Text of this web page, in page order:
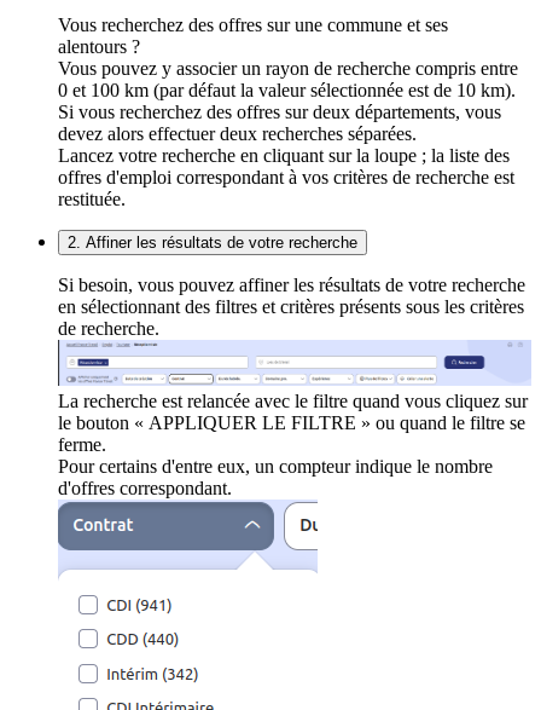
Vous recherchez des offres sur une commune et ses
alentours ?
Vous pouvez y associer un rayon de recherche compris entre
0 et 100 km (par défaut la valeur sélectionnée est de 10 km).
Si vous recherchez des offres sur deux départements, vous
devez alors effectuer deux recherches séparées.
Lancez votre recherche en cliquant sur la loupe ; la liste des
offres d'emploi correspondant à vos critères de recherche est
restituée.
2. Affiner les résultats de votre recherche
Si besoin, vous pouvez affiner les résultats de votre recherche
en sélectionnant des filtres et critères présents sous les critères
de recherche.
La recherche est relancée avec le filtre quand vous cliquez sur
le bouton « APPLIQUER LE FILTRE » ou quand le filtre se
ferme.
Pour certains d'entre eux, un compteur indique le nombre
d'offres correspondant.